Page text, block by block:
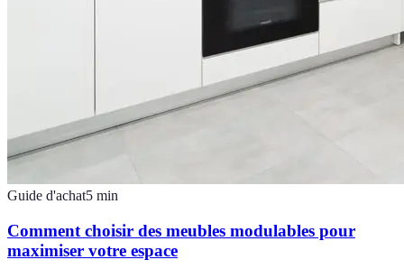
Guide d'achat5 min
Comment choisir des meubles modulables pour
maximiser votre espace